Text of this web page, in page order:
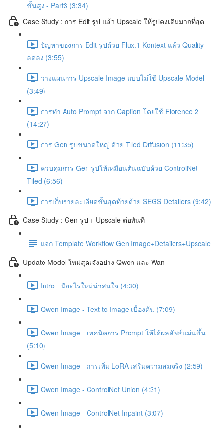
ขั้นสูง - Part3 (3:34)
Case Study : การ Edit รูป แล้ว Upscale ให้รูปคงเดิมมากที่สุด
ปัญหาของการ Edit รูปด้วย Flux.1 Kontext แล้ว Quality
ลดลง (3:55)
วางแผนการ Upscale Image แบบไม่ใช้ Upscale Model
(3:49)
การทำ Auto Prompt จาก Caption โดยใช้ Florence 2
(14:27)
การ Gen รูปขนาดใหญ่ ด้วย Tiled Diffusion (11:35)
ควบคุมการ Gen รูปให้เหมือนต้นฉบับด้วย ControlNet
Tiled (6:56)
การเก็บรายละเอียดขั้นสุดท้ายด้วย SEGS Detailers (9:42)
Case Study : Gen รูป + Upscale ต่อทันที
แจก Template Workflow Gen Image+Detailers+Upscale
Update Model ใหม่สุดเจ๋งอย่าง Qwen และ Wan
Intro - มีอะไรใหม่น่าสนใจ (4:30)
Qwen Image - Text to Image เบื้องต้น (7:09)
Qwen Image - เทคนิคการ Prompt ให้ได้ผลลัพธ์แม่นขึ้น
(5:10)
Qwen Image - การเพิ่ม LoRA เสริมความสมจริง (2:59)
Qwen Image - ControlNet Union (4:31)
Qwen Image - ControlNet Inpaint (3:07)